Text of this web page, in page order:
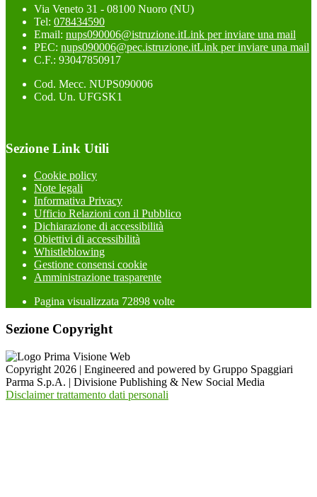
Via Veneto 31 - 08100 Nuoro (NU)
Tel: 078434590
Email: nups090006@istruzione.itLink per inviare una mail
PEC: nups090006@pec.istruzione.itLink per inviare una mail
C.F.: 93047850917
Cod. Mecc. NUPS090006
Cod. Un. UFGSK1
Sezione Link Utili
Cookie policy
Note legali
Informativa Privacy
Ufficio Relazioni con il Pubblico
Dichiarazione di accessibilità
Obiettivi di accessibilità
Whistleblowing
Gestione consensi cookie
Amministrazione trasparente
Pagina visualizzata 72898 volte
Sezione Copyright
Copyright 2026 | Engineered and powered by Gruppo Spaggiari
Parma S.p.A. | Divisione Publishing & New Social Media
Disclaimer trattamento dati personali